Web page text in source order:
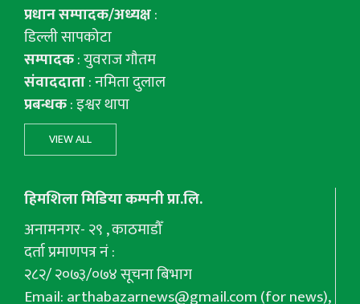
प्रधान सम्पादक/अध्यक्ष:
डिल्ली सापकोटा
सम्पादक: युवराज गाैतम
संवाददाता: नमिता दुलाल
प्रबन्धक: इश्वर थापा
VIEW ALL
हिमशिला मिडिया कम्पनी प्रा.लि.
अनामनगर- २९ , काठमाडौँ
दर्ता प्रमाणपत्र नं :
२८२/ २०७३/०७४ सूचना बिभाग
Email:arthabazarnews@gmail.com(for news),